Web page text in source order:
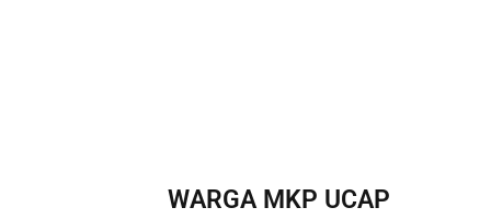
WARGA MKP UCAP